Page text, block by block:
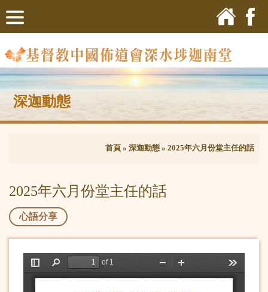
深迦動態
首頁 » 深迦動態 » 2025年六月份堂主任的話
2025年六月份堂主任的話
心語分享